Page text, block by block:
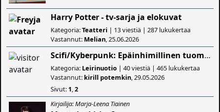
Harry Potter - tv-sarja ja elokuvat
Kategoria:Teatteri | 13 viestiä | 287 lukukertaa
Vastannut: Melian, 25.06.2026
Scifi/Kyberpunk: Epäinhimillinen tuomio (Osa 1)
Kategoria: Leirinuotio | 40 viestiä | 465 lukukertaa
Vastannut: kirill potemkin, 29.05.2026
Sivut: 1,2
Kirjailija: Marja-Leena Tiainen